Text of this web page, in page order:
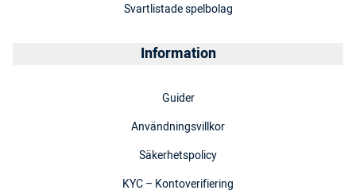
Svartlistade spelbolag
Information
Guider
Användningsvillkor
Säkerhetspolicy
KYC – Kontoverifiering